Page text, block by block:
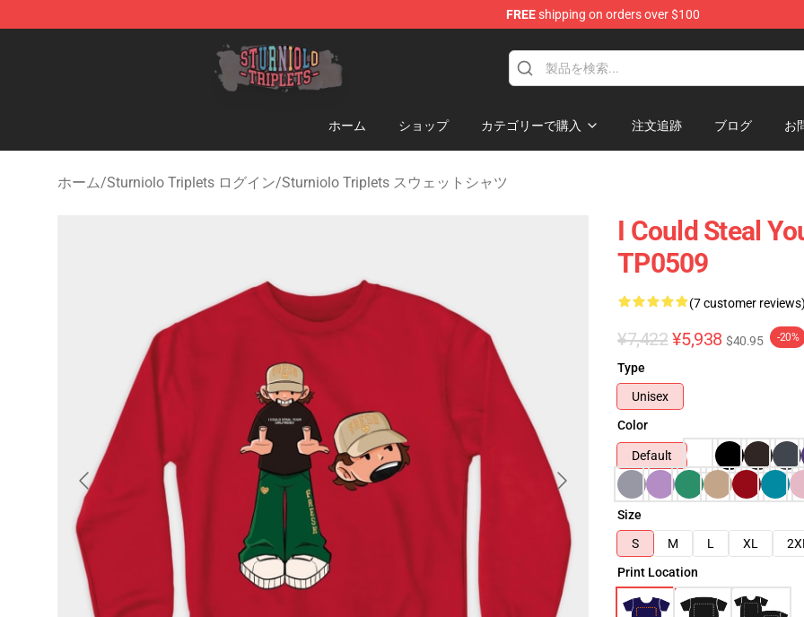
FREEshipping on orders over $100
Sturniolo Triplets Shop - Official Sturniolo Triplets Merchandise Store
ホーム ショップ カテゴリーで購入 注文追跡 ブログ お
ホーム/Sturniolo Triplets ログイン/Sturniolo Triplets スウェットシャツ
I Could Steal
TP0509
(7 customer reviews)
¥7,422 ¥5,938 $40.95 -20%
Type
Unisex
Color
Default
Size
S
M L XL 2XL
Print Location